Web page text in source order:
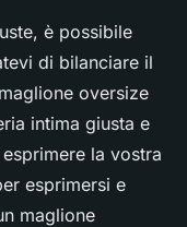
è possibile
di bilanciare il
oversize
intima giusta e
la vostra
esprimersi e
maglione